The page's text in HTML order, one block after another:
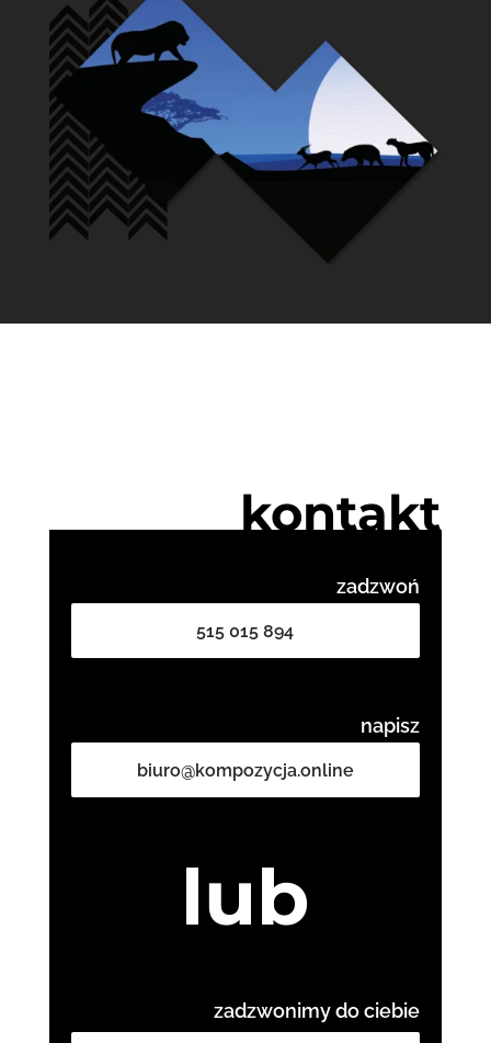
kontakt
zadzwoń
515 015 894
napisz
biuro@kompozycja.online
lub
zadzwonimy do ciebie